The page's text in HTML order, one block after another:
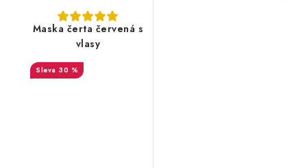
Maska čerta červená s
vlasy
30 %